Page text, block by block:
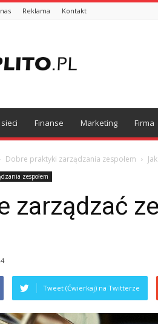
Reklama Kontakt
Finanse Marketing Firma
Dobre praktyki zarządzania zespołem
zespołem
zarządzać
Tweet (Ćwierkaj) na Twitterze